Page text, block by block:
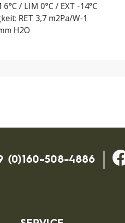
/ LIM 0°C / EXT -14°C
RET 3,7 m2Pa/W-1
H2O
(0)160-508-4886